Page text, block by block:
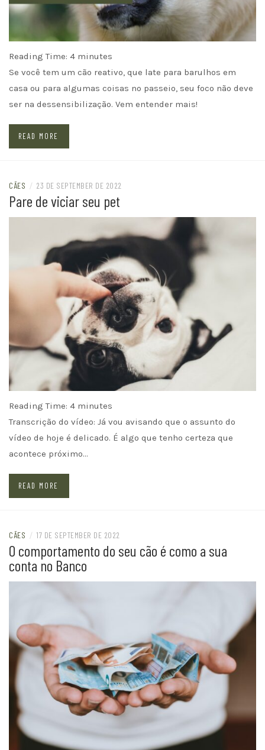
Reading Time: 4 minutes
Se você tem um cão reativo, que late para barulhos em
casa ou para algumas coisas no passeio, seu foco não deve
ser na dessensibilização. Vem entender mais!
READ MORE
CÃES / 23 DE SEPTEMBER DE 2022
Pare de viciar seu pet
Reading Time: 4 minutes
Transcrição do vídeo: Já vou avisando que o assunto do
vídeo de hoje é delicado. É algo que tenho certeza que
acontece próximo…
READ MORE
CÃES / 17 DE SEPTEMBER DE 2022
O comportamento do seu cão é como a sua
conta no Banco